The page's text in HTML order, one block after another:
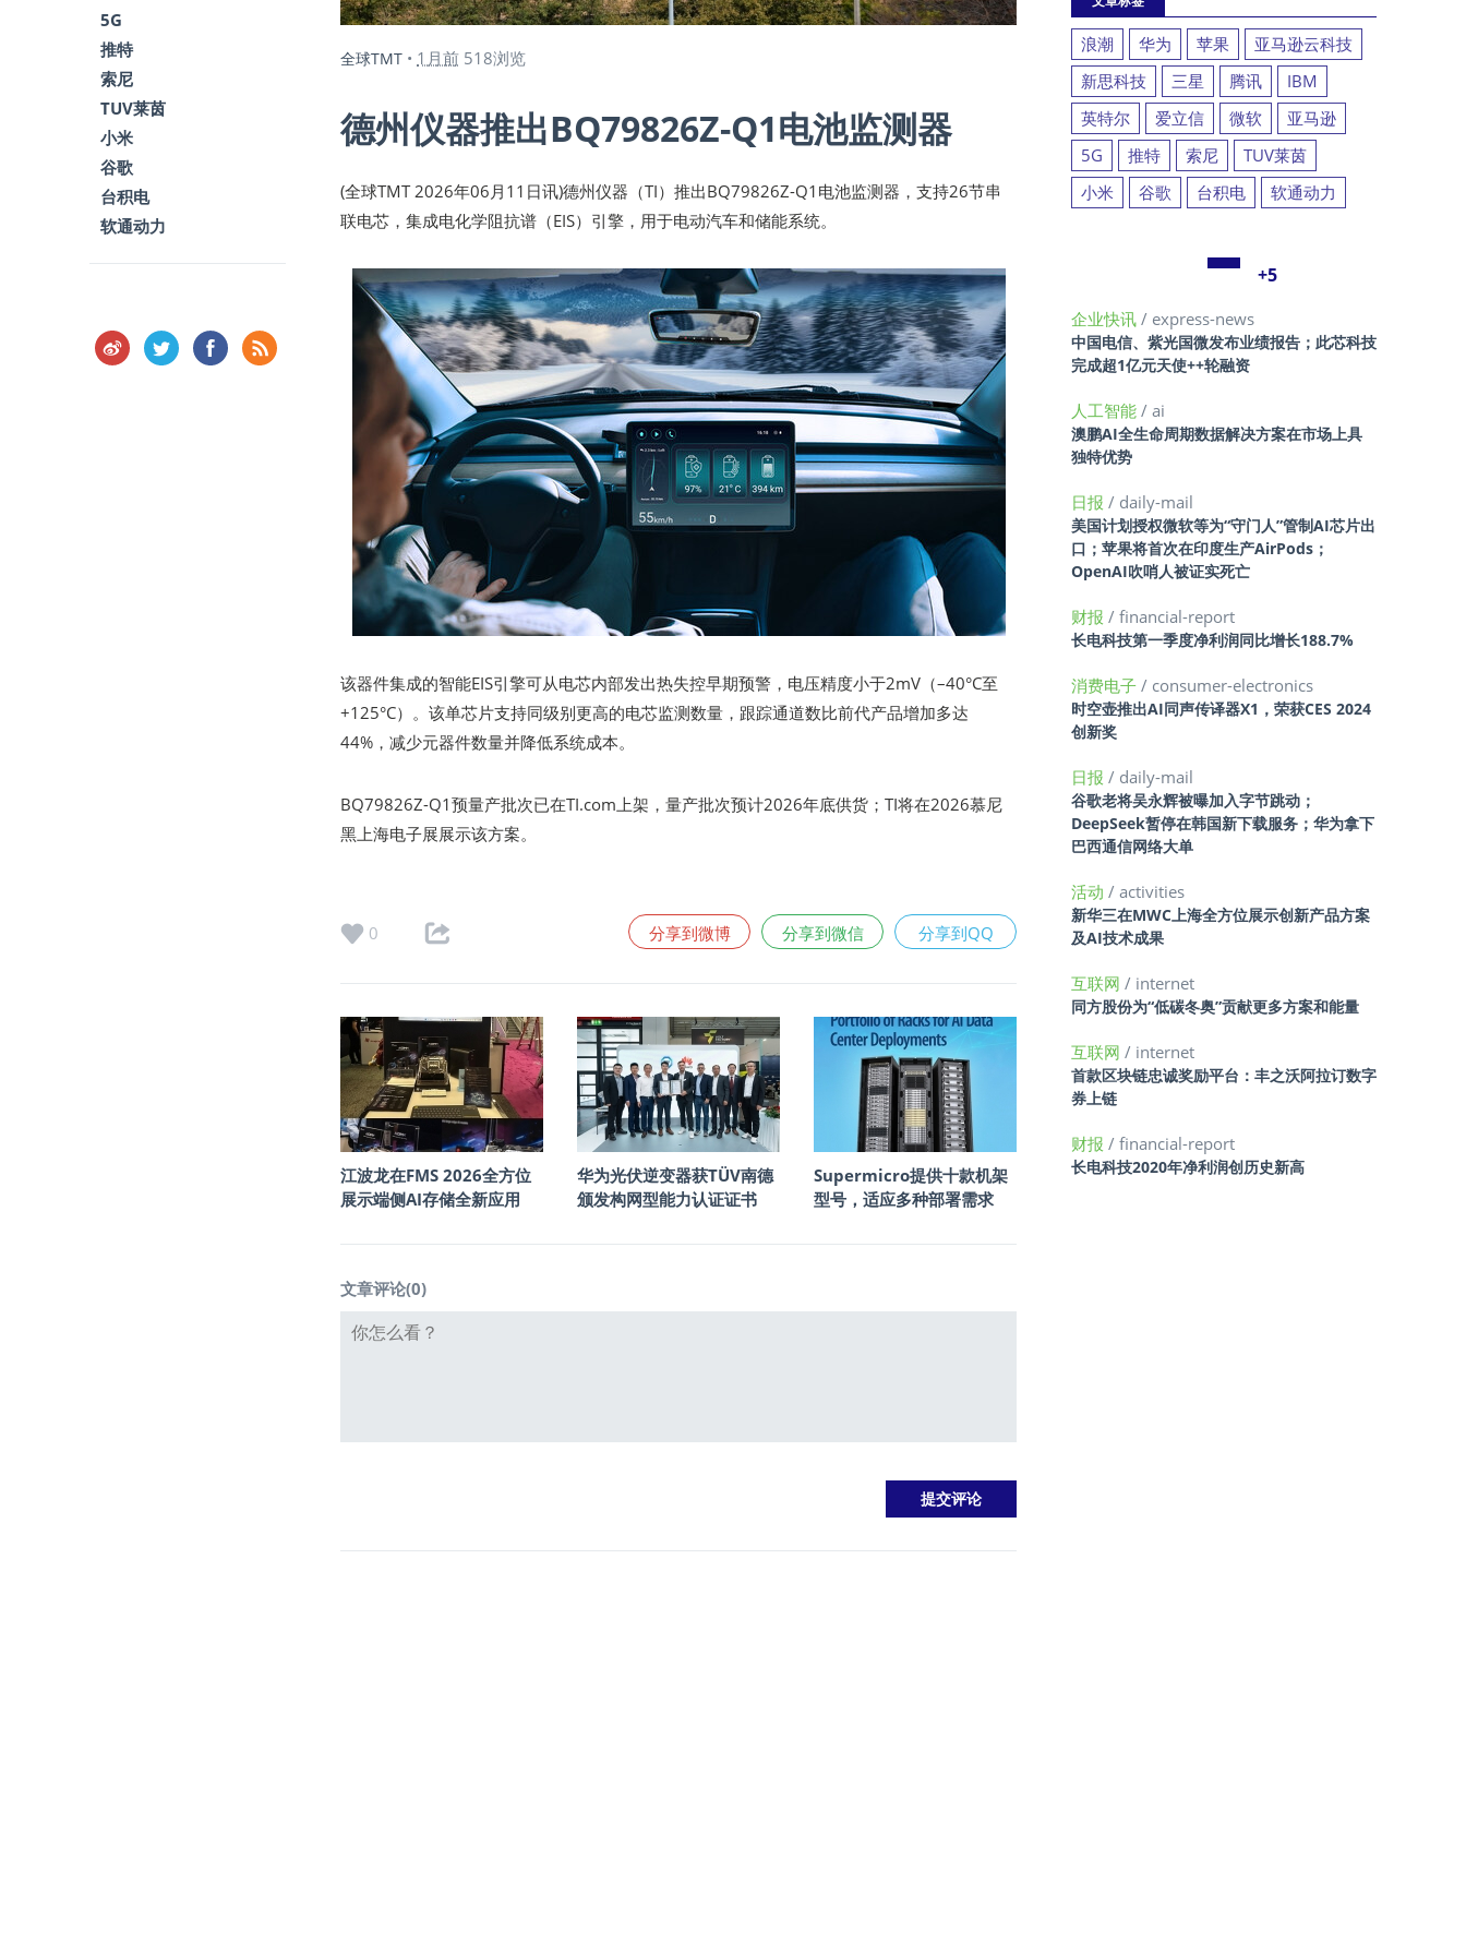
全球TMT • 1月前 518浏览
德州仪器推出BQ79826Z-Q1电池监测器
(全球TMT 2026年06月11日讯)德州仪器（TI）推出BQ79826Z-Q1电池监测器，支持26节串
联电芯，集成电化学阻抗谱（EIS）引擎，用于电动汽车和储能系统。
该器件集成的智能EIS引擎可从电芯内部发出热失控早期预警，电压精度小于2mV（–40°C至
+125°C）。该单芯片支持同级别更高的电芯监测数量，跟踪通道数比前代产品增加多达
44%，减少元器件数量并降低系统成本。
BQ79826Z-Q1预量产批次已在TI.com上架，量产批次预计2026年底供货；TI将在2026慕尼
黑上海电子展展示该方案。
0 分享到微博 分享到微信 分享到QQ
江波龙在FMS 2026全方位
展示端侧AI存储全新应用
华为光伏逆变器获TÜV南德
颁发构网型能力认证证书
Supermicro提供十款机架
型号，适应多种部署需求
文章评论(0)
5G
推特
索尼
TUV莱茵
小米
谷歌
台积电
软通动力
浪潮 华为 苹果
亚马逊云科技
新思科技
三星 腾讯
IBM
英特尔
爱立信 微软
亚马逊
5G
推特 索尼
TUV莱茵
小米
谷歌 台积电 软通动力
+5
企业快讯 / express-news
中国电信、紫光国微发布业绩报告；此芯科技
完成超1亿元天使++轮融资
人工智能 / ai
澳鹏AI全生命周期数据解决方案在市场上具
独特优势
日报 / daily-mail
美国计划授权微软等为“守门人”管制AI芯片出
口；苹果将首次在印度生产AirPods；
OpenAI吹哨人被证实死亡
财报 / financial-report
长电科技第一季度净利润同比增长188.7%
消费电子 / consumer-electronics
时空壶推出AI同声传译器X1，荣获CES 2024
创新奖
日报 / daily-mail
谷歌老将吴永辉被曝加入字节跳动；
DeepSeek暂停在韩国新下载服务；华为拿下
巴西通信网络大单
活动 / activities
新华三在MWC上海全方位展示创新产品方案
及AI技术成果
互联网 / internet
同方股份为“低碳冬奥”贡献更多方案和能量
互联网 / internet
首款区块链忠诚奖励平台：丰之沃阿拉订数字
券上链
财报 / financial-report
长电科技2020年净利润创历史新高